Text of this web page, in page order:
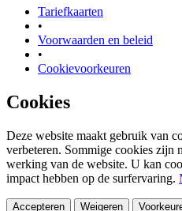
Tariefkaarten
•
Voorwaarden en beleid
•
Cookievoorkeuren
Cookies
Deze website maakt gebruik van
verbeteren. Sommige cookies zijn
werking van de website. U kan
impact hebben op de surfervaring.
Accepteren Weigeren